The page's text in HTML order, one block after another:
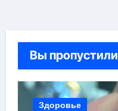
Вы пропустили
Здоровье